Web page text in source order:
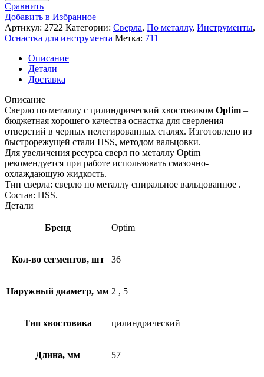
Сравнить
Добавить в Избранное
Артикул: 2722 Категории: Сверла, По металлу, Инструменты,
Оснастка для инструмента Метка: 711
Описание
Детали
Доставка
Описание
Сверло по металлу с цилиндрический хвостовиком Optim –
бюджетная хорошего качества оснастка для сверления
отверстий в черных нелегированных сталях. Изготовлено из
быстрорежущей стали HSS, методом вальцовки.
Для увеличения ресурса сверл по металлу Optim
рекомендуется при работе использовать смазочно-
охлаждающую жидкость.
Тип сверла: сверло по металлу спиральное вальцованное .
Состав: HSS.
Детали
Бренд Optim
Кол-во сегментов, шт 36
Наружный диаметр, мм 2 , 5
Тип хвостовика цилиндрический
Длина, мм 57